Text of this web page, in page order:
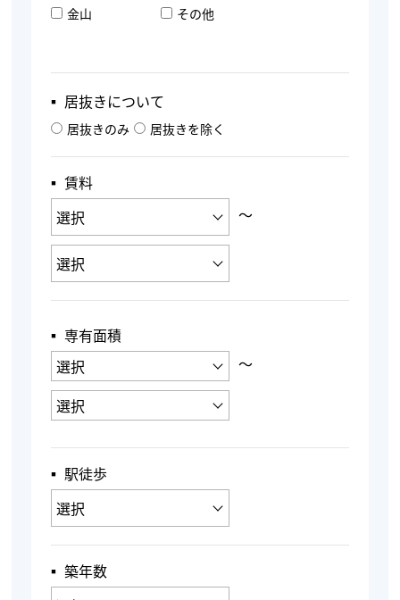
金山
その他
▪︎ 居抜きについて
居抜きのみ 居抜きを除く
▪︎ 賃料
〜
▪︎ 専有面積
〜
▪︎ 駅徒歩
▪︎ 築年数